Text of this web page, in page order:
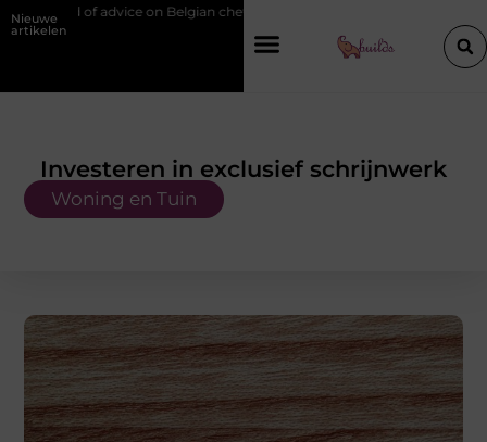
Nieuwe
artikelen
on Belgian chef training and education
Investeren in exclusief schrijnwerk
Woning en Tuin